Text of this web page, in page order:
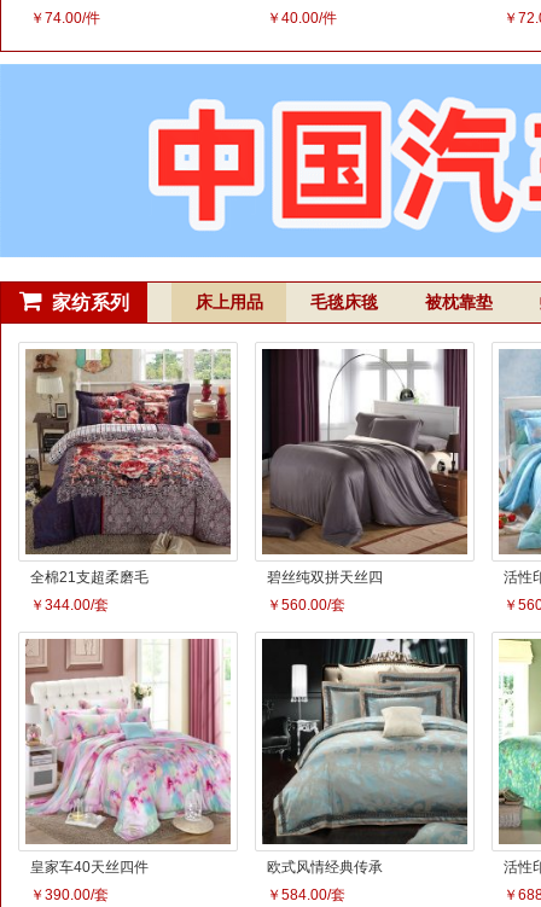
￥110.00/件
织显瘦无袖连衣裙
￥80.00/件
绒服
￥
家纺系列 床上用品 毛毯床毯 被枕靠垫
精品你好色彩珊瑚
绒四件套
￥301.00/套
精品浅驼灰拉舍尔
绒毛毯
￥189.00/条
精品
毛毯
￥
精品海绵宝宝拉舍
尔绒毛毯
￥157.00/条
精品奶牛色拉舍尔
绒毛毯
￥205.00/条
地中
空调
￥